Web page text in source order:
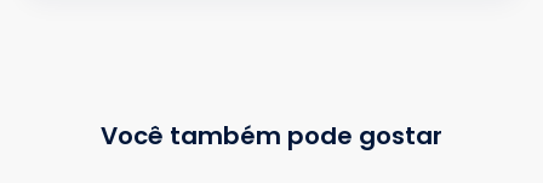
Você também pode gostar